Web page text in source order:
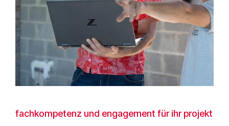
fachkompetenz und engagement für ihr projekt